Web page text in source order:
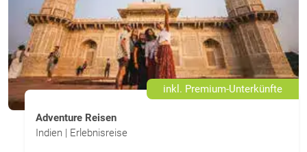
inkl. Premium-Unterkünfte
Adventure Reisen
Indien | Erlebnisreise